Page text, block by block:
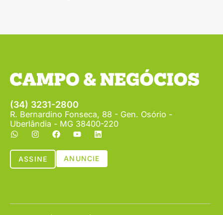
(34) 3231-2800
R. Bernardino Fonseca, 88 - Gen. Osório -
Uberlândia - MG 38400-220
ASSINE ANUNCIE